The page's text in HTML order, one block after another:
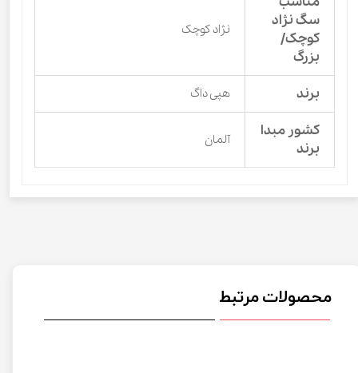
سگ نژاد
کوچک/
بزرگ
نژاد کوچک
برند هپی داگ
کشور مبدا
برند
آلمان
محصولات مرتبط